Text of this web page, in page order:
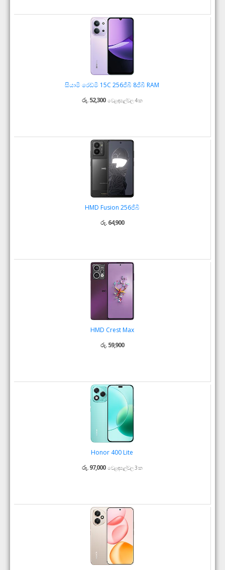
සියාමි රෙඩ්මි 15C 256ජීබී 8ජීබී RAM
රු. 52,300 වෙළඳසැල්වල 4 ක
HMD Fusion 256ජීබී
රු. 64,900
HMD Crest Max
රු. 59,900
Honor 400 Lite
රු. 97,000 වෙළඳසැල්වල 3 ක